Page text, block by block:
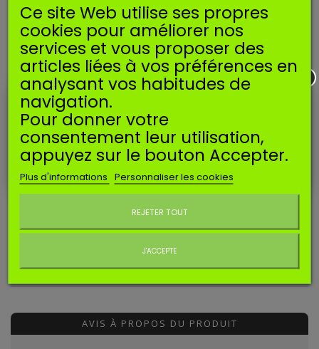
EN SAVOIR PLUS
Clef à bougie :
16 mm
Longueur de filetage :6,5 mm
Longueur totale :48.1 mm
Equivalences* :
CHAMPION: RDJ7J, RDJ8J
BOSCH
HS6E
*Données indicatives et non exhaustives.
AVIS CLIENTS
AVIS À PROPOS DU PRODUIT
Ce site Web utilise ses propres
cookies pour améliorer nos
services et vous proposer des
articles liées à vos préférences en
analysant vos habitudes de
navigation.
Pour donner votre
consentement leur utilisation,
appuyez sur le bouton Accepter.
Plus d'informations Personnaliser les cookies
REJETER TOUT
J'ACCEPTE